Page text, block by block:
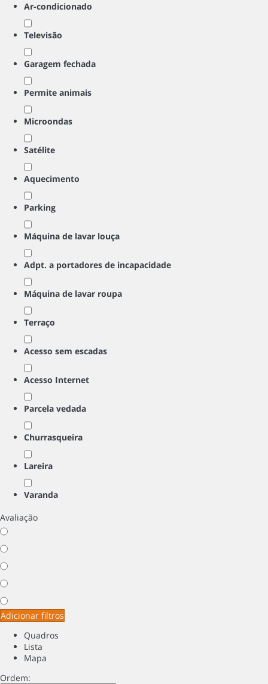
Ar-condicionado
Televisão
Garagem fechada
Permite animais
Microondas
Satélite
Aquecimento
Parking
Máquina de lavar louça
Adpt. a portadores de incapacidade
Máquina de lavar roupa
Terraço
Acesso sem escadas
Acesso Internet
Parcela vedada
Churrasqueira
Lareira
Varanda
Avaliação
Adicionar filtros
Quadros
Lista
Mapa
Ordem: